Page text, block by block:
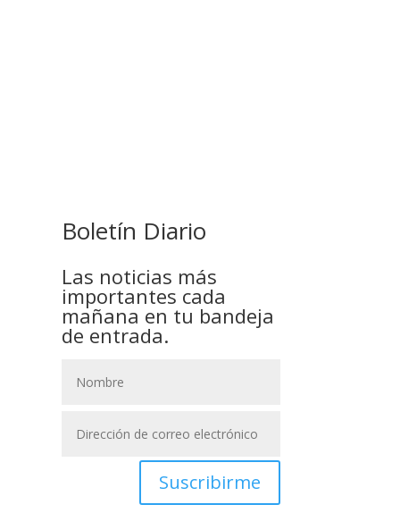
Boletín Diario
Las noticias más
importantes cada
mañana en tu bandeja
de entrada.
Suscribirme